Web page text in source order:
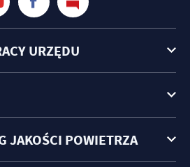
URZĘDU
JAKOŚCI POWIETRZA